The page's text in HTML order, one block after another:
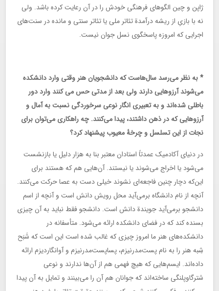
ژاپن و چین الگوهای فرهنگی خودش را در آن رعایت کرده باشد. ولی
نه با بازیِ از ریشه درآمدة تئاتر ملی یا تئاتر سنتی و مانده در سنت‌های
اجرایی که امروزه پاسخگوی نسل جوان نیست.
* به نظر می‌رسد سال‌هاست که دانشجویان هنر وقتی وارد دانشکده
می‌شوند آرزوهایی دارند ولی بعد از مدتی حس می کنند وارد دور
باطلی شده‌اند و به تعبیری انگار نوعی سرخوردگی نسبت به آمال و
آرزوهایی که در ذهن داشتند، پیدا می‌کنند. چه راهکاری می‌توان برای
نجات از این تسلسل و چرخۀ معیوب پیشنهاد کرد؟
در دنیای آکادمیک عمدتاً استادان معتبر بنا به هزار دلیل یا بازنشست
می‌شود یا اخراج می‌شوند یا نیستند. آن‌هایی هم که هستند برای
این‌که دچار چنین فاجعه‌ای نشوند خیلی دست به عصا حرکت می‌کنند.
آنچه از نام دانشگاه برمی‌آید محل رویش دانش است و آنچه از اسم
دانشجو برمی‌آید جویندة دانش است. دانشجو فقط نباید به آن چیزی
بسنده کند که در فضای دانشکده ارائه می‌شود. متأسفانه در
دانشکده‌های هنر ما امروز چیزی که غالب شده است این است که شَبَح
شِبه هنر را به نام پست‌مدرنیزم، پساپست‌مدرنیزم و آوانگاردیزم ارائه
داده‌اند. ایسم‌هایی که هیچ فهمی هم از آن‌ها ندارند و نوعی
شترگاوپلنگی ساخته‌اند که جوانان هم آن را می‌بینند و تمایل به آن پیدا